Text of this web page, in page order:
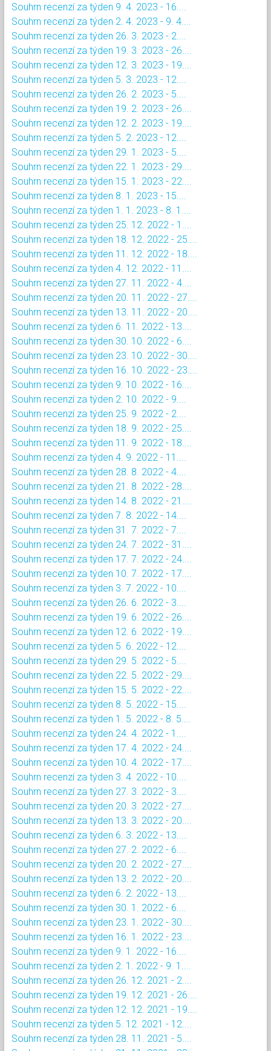
Souhrn recenzí za týden 9. 4. 2023 - 16....
Souhrn recenzí za týden 2. 4. 2023 - 9. 4....
Souhrn recenzí za týden 26. 3. 2023 - 2....
Souhrn recenzí za týden 19. 3. 2023 - 26....
Souhrn recenzí za týden 12. 3. 2023 - 19....
Souhrn recenzí za týden 5. 3. 2023 - 12....
Souhrn recenzí za týden 26. 2. 2023 - 5....
Souhrn recenzí za týden 19. 2. 2023 - 26....
Souhrn recenzí za týden 12. 2. 2023 - 19....
Souhrn recenzí za týden 5. 2. 2023 - 12....
Souhrn recenzí za týden 29. 1. 2023 - 5....
Souhrn recenzí za týden 22. 1. 2023 - 29....
Souhrn recenzí za týden 15. 1. 2023 - 22....
Souhrn recenzí za týden 8. 1. 2023 - 15....
Souhrn recenzí za týden 1. 1. 2023 - 8. 1....
Souhrn recenzí za týden 25. 12. 2022 - 1....
Souhrn recenzí za týden 18. 12. 2022 - 25....
Souhrn recenzí za týden 11. 12. 2022 - 18....
Souhrn recenzí za týden 4. 12. 2022 - 11....
Souhrn recenzí za týden 27. 11. 2022 - 4....
Souhrn recenzí za týden 20. 11. 2022 - 27....
Souhrn recenzí za týden 13. 11. 2022 - 20....
Souhrn recenzí za týden 6. 11. 2022 - 13....
Souhrn recenzí za týden 30. 10. 2022 - 6....
Souhrn recenzí za týden 23. 10. 2022 - 30....
Souhrn recenzí za týden 16. 10. 2022 - 23....
Souhrn recenzí za týden 9. 10. 2022 - 16....
Souhrn recenzí za týden 2. 10. 2022 - 9....
Souhrn recenzí za týden 25. 9. 2022 - 2....
Souhrn recenzí za týden 18. 9. 2022 - 25....
Souhrn recenzí za týden 11. 9. 2022 - 18....
Souhrn recenzí za týden 4. 9. 2022 - 11....
Souhrn recenzí za týden 28. 8. 2022 - 4....
Souhrn recenzí za týden 21. 8. 2022 - 28....
Souhrn recenzí za týden 14. 8. 2022 - 21....
Souhrn recenzí za týden 7. 8. 2022 - 14....
Souhrn recenzí za týden 31. 7. 2022 - 7....
Souhrn recenzí za týden 24. 7. 2022 - 31....
Souhrn recenzí za týden 17. 7. 2022 - 24....
Souhrn recenzí za týden 10. 7. 2022 - 17....
Souhrn recenzí za týden 3. 7. 2022 - 10....
Souhrn recenzí za týden 26. 6. 2022 - 3....
Souhrn recenzí za týden 19. 6. 2022 - 26....
Souhrn recenzí za týden 12. 6. 2022 - 19....
Souhrn recenzí za týden 5. 6. 2022 - 12....
Souhrn recenzí za týden 29. 5. 2022 - 5....
Souhrn recenzí za týden 22. 5. 2022 - 29....
Souhrn recenzí za týden 15. 5. 2022 - 22....
Souhrn recenzí za týden 8. 5. 2022 - 15....
Souhrn recenzí za týden 1. 5. 2022 - 8. 5....
Souhrn recenzí za týden 24. 4. 2022 - 1....
Souhrn recenzí za týden 17. 4. 2022 - 24....
Souhrn recenzí za týden 10. 4. 2022 - 17....
Souhrn recenzí za týden 3. 4. 2022 - 10....
Souhrn recenzí za týden 27. 3. 2022 - 3....
Souhrn recenzí za týden 20. 3. 2022 - 27....
Souhrn recenzí za týden 13. 3. 2022 - 20....
Souhrn recenzí za týden 6. 3. 2022 - 13....
Souhrn recenzí za týden 27. 2. 2022 - 6....
Souhrn recenzí za týden 20. 2. 2022 - 27....
Souhrn recenzí za týden 13. 2. 2022 - 20....
Souhrn recenzí za týden 6. 2. 2022 - 13....
Souhrn recenzí za týden 30. 1. 2022 - 6....
Souhrn recenzí za týden 23. 1. 2022 - 30....
Souhrn recenzí za týden 16. 1. 2022 - 23....
Souhrn recenzí za týden 9. 1. 2022 - 16....
Souhrn recenzí za týden 2. 1. 2022 - 9. 1....
Souhrn recenzí za týden 26. 12. 2021 - 2....
Souhrn recenzí za týden 19. 12. 2021 - 26....
Souhrn recenzí za týden 12. 12. 2021 - 19....
Souhrn recenzí za týden 5. 12. 2021 - 12....
Souhrn recenzí za týden 28. 11. 2021 - 5....